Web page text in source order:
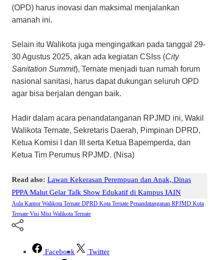
(OPD) harus inovasi dan maksimal menjalankan
amanah ini.
Selain itu Walikota juga mengingatkan pada tanggal 29-
30 Agustus 2025, akan ada kegiatan CSIss (City
Sanitation Summit), Ternate menjadi tuan rumah forum
nasional sanitasi, harus dapat dukungan seluruh OPD
agar bisa berjalan dengan baik.
Hadir dalam acara penandatanganan RPJMD ini, Wakil
Walikota Ternate, Sekretaris Daerah, Pimpinan DPRD,
Ketua Komisi I dan III serta Ketua Bapemperda, dan
Ketua Tim Perumus RPJMD. (Nisa)
Read also: Lawan Kekerasan Perempuan dan Anak, Dinas
PPPA Malut Gelar Talk Show Edukatif di Kampus IAIN
Aula Kantor Walikota Ternate DPRD Kota Ternate Penandatanganan RPJMD Kota
Ternate Visi Misi Walikota Ternate
Facebook
Twitter